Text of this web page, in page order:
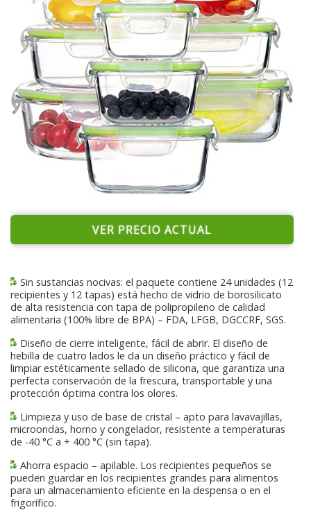
VER PRECIO ACTUAL
Sin sustancias nocivas: el paquete contiene 24 unidades (12
recipientes y 12 tapas) está hecho de vidrio de borosilicato
de alta resistencia con tapa de polipropileno de calidad
alimentaria (100% libre de BPA) – FDA, LFGB, DGCCRF, SGS.
Diseño de cierre inteligente, fácil de abrir. El diseño de
hebilla de cuatro lados le da un diseño práctico y fácil de
limpiar estéticamente sellado de silicona, que garantiza una
perfecta conservación de la frescura, transportable y una
protección óptima contra los olores.
Limpieza y uso de base de cristal – apto para lavavajillas,
microondas, horno y congelador, resistente a temperaturas
de -40 °C a + 400 °C (sin tapa).
Ahorra espacio – apilable. Los recipientes pequeños se
pueden guardar en los recipientes grandes para alimentos
para un almacenamiento eficiente en la despensa o en el
frigorífico.